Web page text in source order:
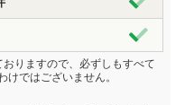
りますので、必ずしもすべて
ではございません。